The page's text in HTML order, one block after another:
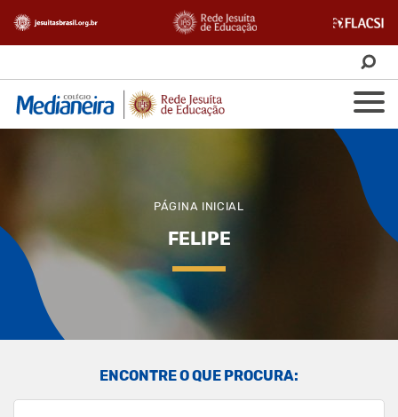
PÁGINA INICIAL
FELIPE
ENCONTRE O QUE PROCURA: